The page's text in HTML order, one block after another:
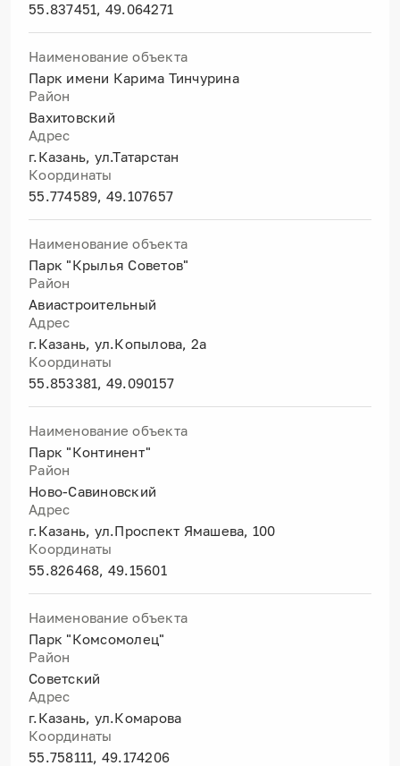
55.837451, 49.064271
Наименование объекта
Парк имени Карима Тинчурина
Район
Вахитовский
Адрес
г.Казань, ул.Татарстан
Координаты
55.774589, 49.107657
Наименование объекта
Парк "Крылья Советов"
Район
Авиастроительный
Адрес
г.Казань, ул.Копылова, 2а
Координаты
55.853381, 49.090157
Наименование объекта
Парк "Континент"
Район
Ново-Савиновский
Адрес
г.Казань, ул.Проспект Ямашева, 100
Координаты
55.826468, 49.15601
Наименование объекта
Парк "Комсомолец"
Район
Советский
Адрес
г.Казань, ул.Комарова
Координаты
55.758111, 49.174206